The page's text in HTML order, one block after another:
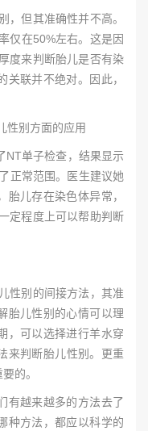
但其准确性并不高。
仅在50%左右。这是因
度来判断胎儿是否有染
联并不绝对。因此，
别方面的应用
单子检查，结果显示
正常范围。医生建议她
儿存在染色体异常，
定程度上可以帮助判断
别的间接方法，其准
胎儿性别的心情可以理
，可以选择进行羊水穿
来判断胎儿性别。更重
的。
越来越多的方法去了
种方法，都应以科学的